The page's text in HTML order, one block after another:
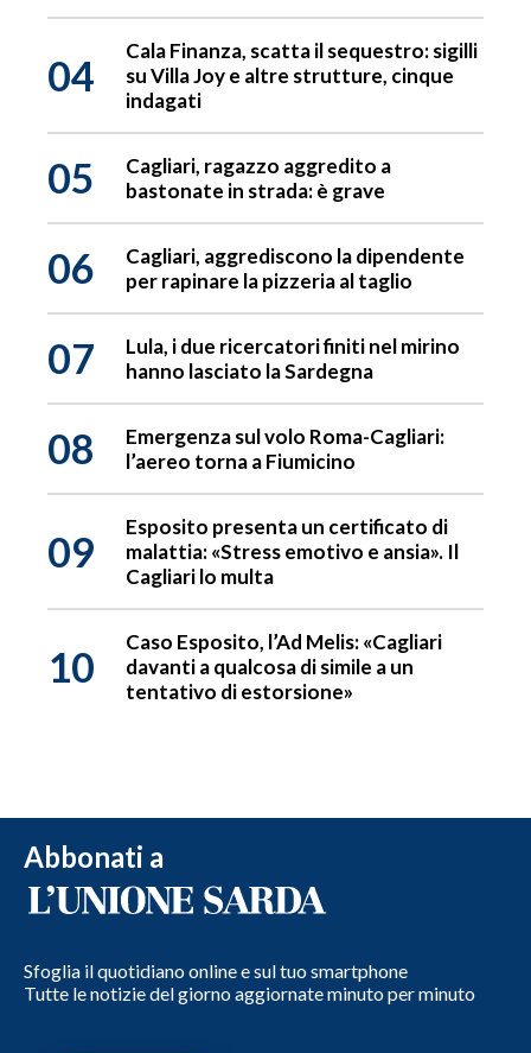
04
Cala Finanza, scatta il sequestro: sigilli
su Villa Joy e altre strutture, cinque
indagati
05
Cagliari, ragazzo aggredito a
bastonate in strada: è grave
06
Cagliari, aggrediscono la dipendente
per rapinare la pizzeria al taglio
07
Lula, i due ricercatori finiti nel mirino
hanno lasciato la Sardegna
08
Emergenza sul volo Roma-Cagliari:
l’aereo torna a Fiumicino
09
Esposito presenta un certificato di
malattia: «Stress emotivo e ansia». Il
Cagliari lo multa
10
Caso Esposito, l’Ad Melis: «Cagliari
davanti a qualcosa di simile a un
tentativo di estorsione»
Abbonati a
Sfoglia il quotidiano online e sul tuo smartphone
Tutte le notizie del giorno aggiornate minuto per minuto